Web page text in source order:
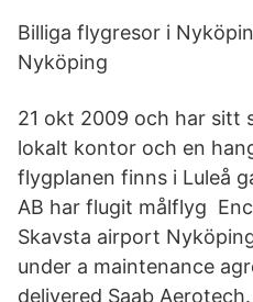
Billiga flygresor i
Nyköping
21 okt 2009 och har sitt
lokalt kontor och en
flygplanen finns i Luleå
AB har flugit målflyg
Skavsta airport
under a maintenance
delivered Saab